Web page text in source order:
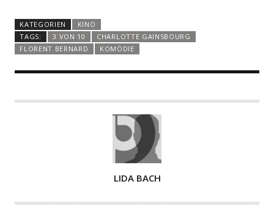
KATEGORIEN
KINO
TAGS:
3 VON 10
CHARLOTTE GAINSBOURG
FLORENT BERNARD
KOMÖDIE
T
LIDA BACH